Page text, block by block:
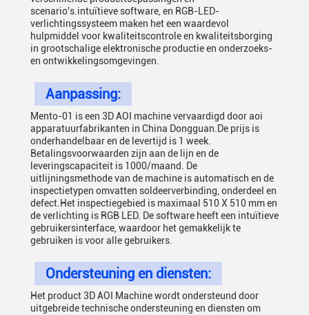
scenario's.intuïtieve software, en RGB-LED-
verlichtingssysteem maken het een waardevol
hulpmiddel voor kwaliteitscontrole en kwaliteitsborging
in grootschalige elektronische productie en onderzoeks-
en ontwikkelingsomgevingen.
Aanpassing:
Mento-01 is een 3D AOI machine vervaardigd door aoi
apparatuurfabrikanten in China Dongguan.De prijs is
onderhandelbaar en de levertijd is 1 week.
Betalingsvoorwaarden zijn aan de lijn en de
leveringscapaciteit is 1000/maand. De
uitlijningsmethode van de machine is automatisch en de
inspectietypen omvatten soldeerverbinding, onderdeel en
defect.Het inspectiegebied is maximaal 510 X 510 mm en
de verlichting is RGB LED. De software heeft een intuïtieve
gebruikersinterface, waardoor het gemakkelijk te
gebruiken is voor alle gebruikers.
Ondersteuning en diensten:
Het product 3D AOI Machine wordt ondersteund door
uitgebreide technische ondersteuning en diensten om